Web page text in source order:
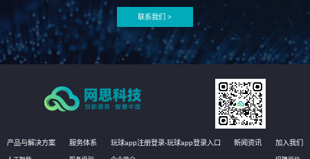
联系我们 >
产品与解决方案 服务体系 玩球app注册登录-玩球app登录入口 新闻资讯 加入我们